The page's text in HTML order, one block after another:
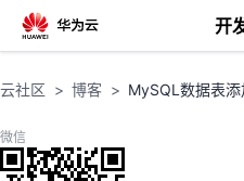
开
返
云社区 博客 MySQL数据表
微信